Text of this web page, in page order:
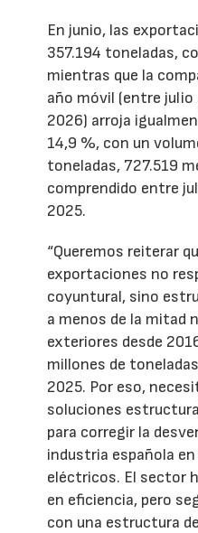
En junio, las
357.194 toneladas,
mientras que la
año móvil (entre julio
2026) arroja
14,9 %, con un
toneladas, 727.519
comprendido entre
2025.
“Queremos reiterar
exportaciones no
coyuntural, sino
a menos de la mitad
exteriores desde
millones de
2025. Por eso,
soluciones
para corregir la
industria española
eléctricos. El sector
en eficiencia, pero
con una estructura